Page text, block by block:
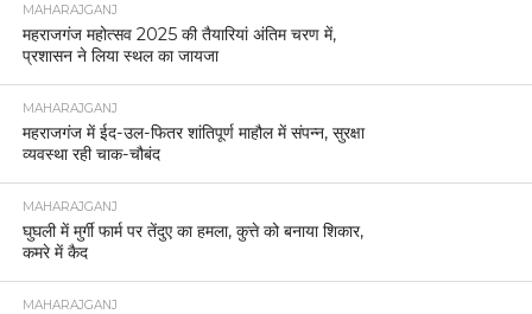
MAHARAJGANJ
महराजगंज महोत्सव 2025 की तैयारियां अंतिम चरण में,
प्रशासन ने लिया स्थल का जायजा
MAHARAJGANJ
महराजगंज में ईद-उल-फितर शांतिपूर्ण माहौल में संपन्न, सुरक्षा
व्यवस्था रही चाक-चौबंद
MAHARAJGANJ
घुघली में मुर्गी फार्म पर तेंदुए का हमला, कुत्ते को बनाया शिकार,
कमरे में कैद